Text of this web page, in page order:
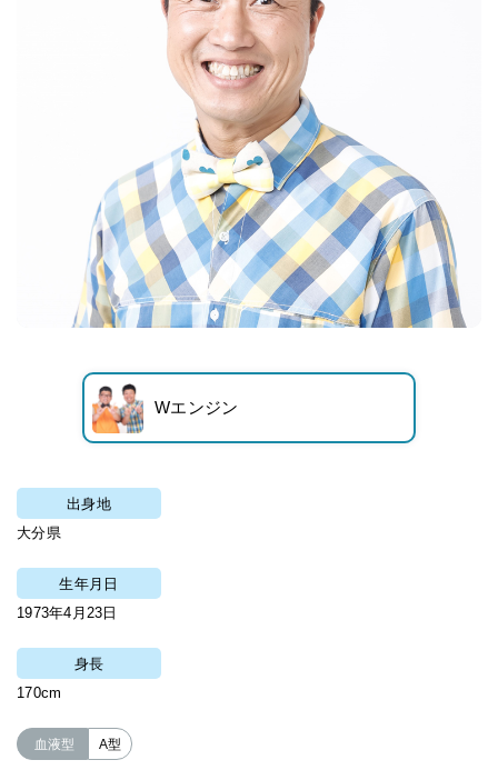
Wエンジン
出身地
大分県
生年月日
1973年4月23日
身長
170cm
血液型 A型